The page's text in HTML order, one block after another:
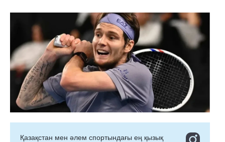
Қазақстан мен әлем спортындағы ең қызық